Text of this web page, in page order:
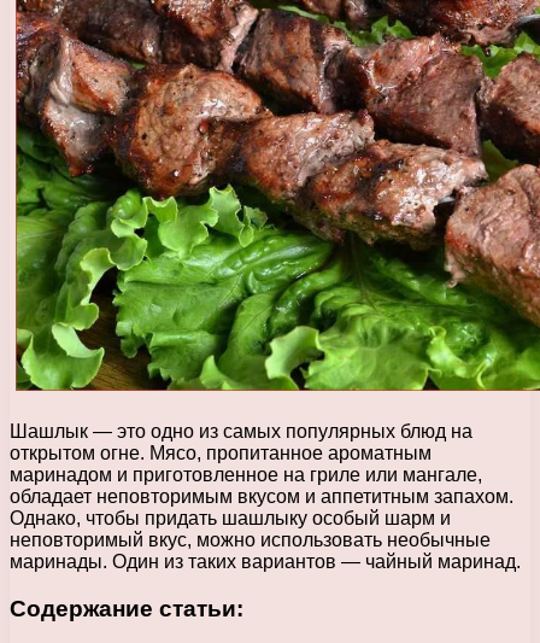
Шашлык — это одно из самых популярных блюд на
открытом огне. Мясо, пропитанное ароматным
маринадом и приготовленное на гриле или мангале,
обладает неповторимым вкусом и аппетитным запахом.
Однако, чтобы придать шашлыку особый шарм и
неповторимый вкус, можно использовать необычные
маринады. Один из таких вариантов — чайный маринад.
Содержание статьи: